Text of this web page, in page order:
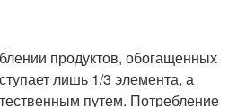
продуктов, обогащенных
лишь 1/3 элемента, а
путем. Потребление